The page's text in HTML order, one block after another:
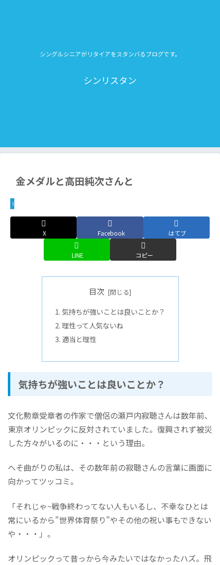
シングルシニアがリタイアをスタンバるブログです。
シンリスタン
金メダルと高田純次さんと
Uncategorized
X Facebook はてブ
LINE コピー
目次
気持ちが強いことは良いことか？
理性って人気ないね
適当と理性
気持ちが強いことは良いことか？
文化勲章受章者の作家で僧侶の瀬戸内寂聴さんは数年前、
東京オリンピックに反対されていました。復興されず被災
した方々がいるのに・・・という理由。
へそ曲がりの私は、その数年前の寂聴さんの言葉に画面に
向かってツッコミ。
「それじゃ~戦争終わってない人もいるし、不幸なひとは
常にいるから”世界体育祭り”やその他の祝い事もできない
や・・・」。
オリンピックって昔っから今みたいではなかったハズ。飛